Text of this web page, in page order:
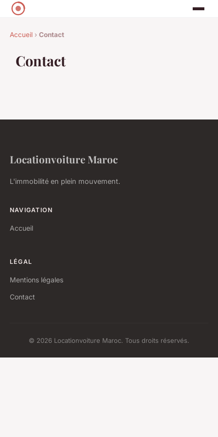
Accueil › Contact
Contact
Locationvoiture Maroc
L'immobilité en plein mouvement.
NAVIGATION
Accueil
LÉGAL
Mentions légales
Contact
© 2026 Locationvoiture Maroc. Tous droits réservés.